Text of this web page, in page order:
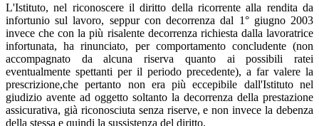
L'Istituto, nel riconoscere il diritto della ricorrente alla rendita da
infortunio sul lavoro, seppur con decorrenza dal 1° giugno 2003
invece che con la più risalente decorrenza richiesta dalla lavoratrice
infortunata, ha rinunciato, per comportamento concludente (non
accompagnato da alcuna riserva quanto ai possibili ratei
eventualmente spettanti per il periodo precedente), a far valere la
prescrizione,che pertanto non era più eccepibile dall'Istituto nel
giudizio avente ad oggetto soltanto la decorrenza della prestazione
assicurativa, già riconosciuta senza riserve, e non invece la debenza
della stessa e quindi la sussistenza del diritto.